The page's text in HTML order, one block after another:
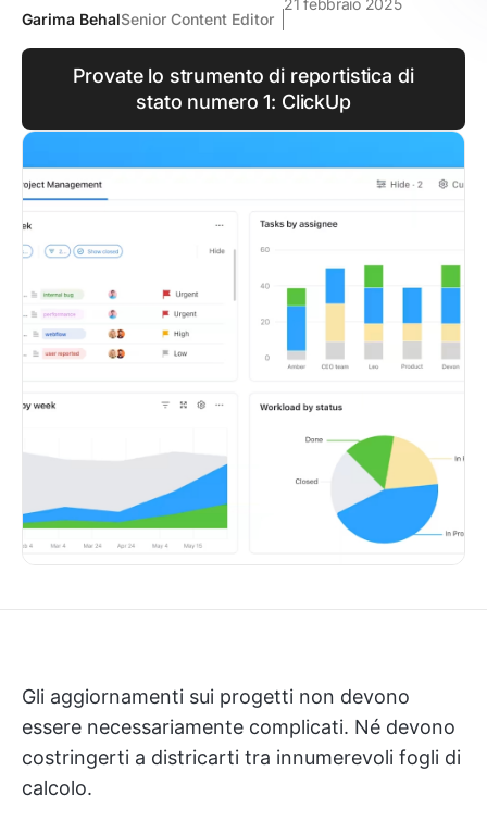
Garima BehalSenior Content Editor
Provate lo strumento di reportistica di
stato numero 1: ClickUp
Gli aggiornamenti sui progetti non devono
essere necessariamente complicati. Né devono
costringerti a districarti tra innumerevoli fogli di
calcolo.